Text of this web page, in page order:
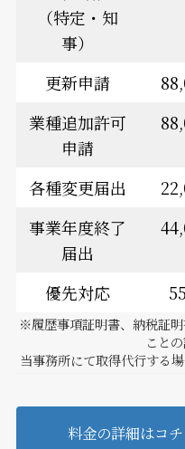
（特定・知
事）
更新申請
業種追加許可
申請
各種変更届出
事業年度終了
届出
優先対応
※履歴事項証明書、納税証
こと
当事務所にて取得代行する
料金の詳細はコ